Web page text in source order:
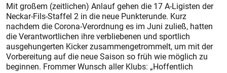
Mit großem (zeitlichen) Anlauf gehen die 17 A-Ligisten der
Neckar-Fils-Staffel 2 in die neue Punkterunde. Kurz
nachdem die Corona-Verordnung es im Juni zuließ, hatten
die Verantwortlichen ihre verbliebenen und sportlich
ausgehungerten Kicker zusammengetrommelt, um mit der
Vorbereitung auf die neue Saison so früh wie möglich zu
beginnen. Frommer Wunsch aller Klubs: „Hoffentlich